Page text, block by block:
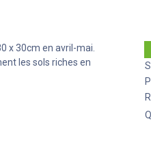
x 30cm en avril-mai.
les sols riches en